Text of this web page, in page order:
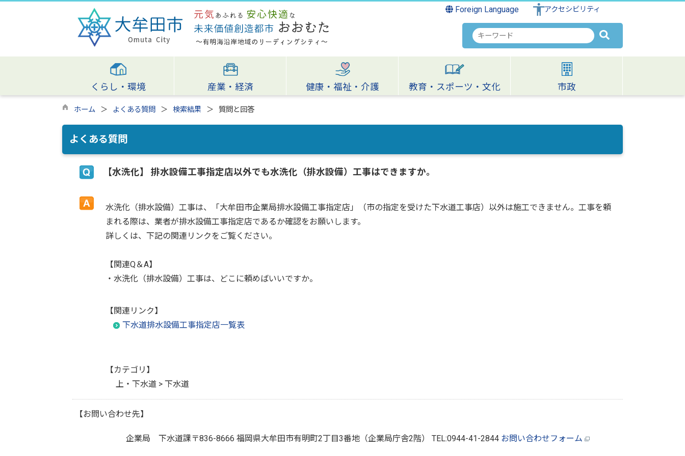
Foreign Language アクセシビリティ
検
索
キ
ワ
ー
くらし・環境 産業・経済 健康・福祉・介護 教育・スポーツ・文化 市政
ホーム よくある質問 検索結果 質問と回答
よくある質問
【水洗化】 排水設備工事指定店以外でも水洗化（排水設備）工事はできますか。
水洗化（排水設備）工事は、「大牟田市企業局排水設備工事指定店」（市の指定を受けた下水道工事店）以外は施工できません。工事を頼
まれる際は、業者が排水設備工事指定店であるか確認をお願いします。
詳しくは、下記の関連リンクをご覧ください。
【関連Q＆A】
・水洗化（排水設備）工事は、どこに頼めばいいですか。
【関連リンク】
下水道排水設備工事指定店一覧表
【カテゴリ】
上・下水道 > 下水道
【お問い合わせ先】
企業局 下水道課 〒836-8666 福岡県大牟田市有明町2丁目3番地（企業局庁舎2階） TEL:0944-41-2844 お問い合わせフォーム